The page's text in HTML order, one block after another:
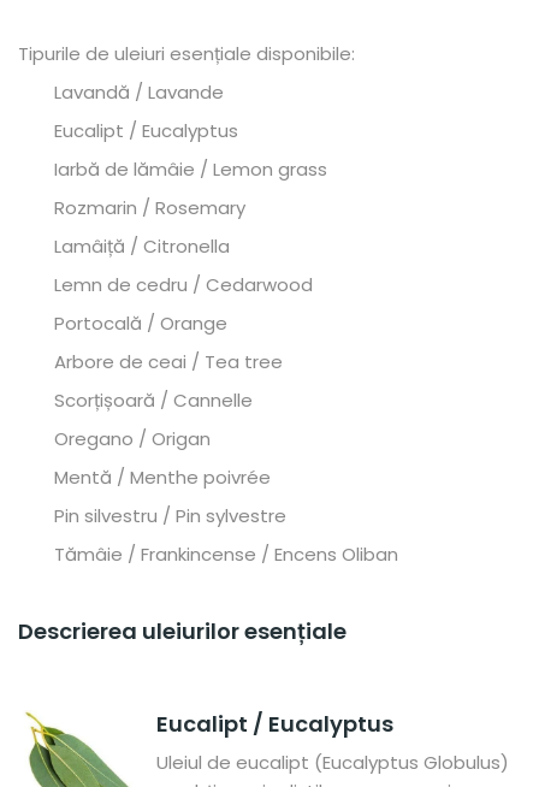
Tipurile de uleiuri esențiale disponibile:
Lavandă / Lavande
Eucalipt / Eucalyptus
Iarbă de lămâie / Lemon grass
Rozmarin / Rosemary
Lamâiță / Citronella
Lemn de cedru / Cedarwood
Portocală / Orange
Arbore de ceai / Tea tree
Scorțișoară / Cannelle
Oregano / Origan
Mentă / Menthe poivrée
Pin silvestru / Pin sylvestre
Tămâie / Frankincense / Encens Oliban
Descrierea uleiurilor esențiale
Eucalipt / Eucalyptus
Uleiul de eucalipt (Eucalyptus Globulus)